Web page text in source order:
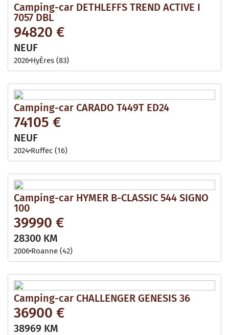
Camping-car DETHLEFFS TREND ACTIVE I
7057 DBL
94820 €
NEUF
2026 HyÈres (83)
Camping-car CARADO T449T ED24
74105 €
NEUF
2024 Ruffec (16)
Camping-car HYMER B-CLASSIC 544 SIGNO
100
39990 €
28300 KM
2006 Roanne (42)
Camping-car CHALLENGER GENESIS 36
36900 €
38969 KM